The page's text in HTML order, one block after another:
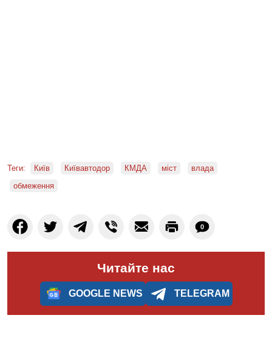
Теги: Київ Київавтодор КМДА міст
влада
обмеження
0
Читайте нас
GOOGLE NEWS TELEGRAM